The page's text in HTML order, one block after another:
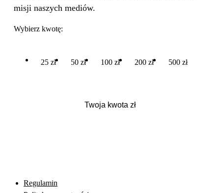
misji naszych mediów.
Wybierz kwotę:
25 zł 50 zł 100 zł 200 zł 500 zł
Regulamin